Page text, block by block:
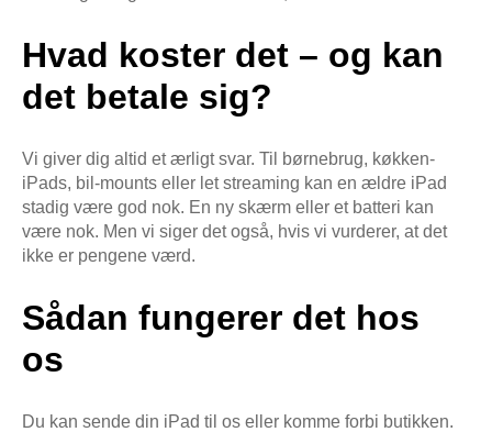
Hvad koster det – og kan
det betale sig?
Vi giver dig altid et ærligt svar. Til børnebrug, køkken-
iPads, bil-mounts eller let streaming kan en ældre iPad
stadig være god nok. En ny skærm eller et batteri kan
være nok. Men vi siger det også, hvis vi vurderer, at det
ikke er pengene værd.
Sådan fungerer det hos
os
Du kan sende din iPad til os eller komme forbi butikken.